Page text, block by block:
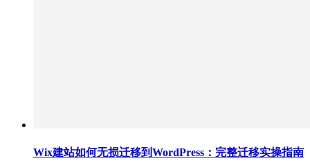
Wix建站如何无损迁移到WordPress：完整迁移实操指南